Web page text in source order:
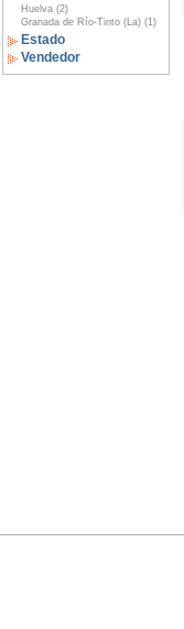
Huelva (2)
Granada de Río-Tinto (La) (1)
Estado
Vendedor